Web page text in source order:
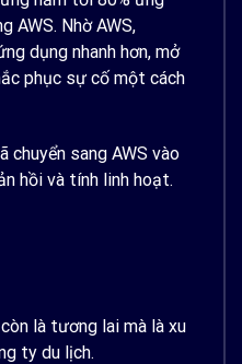
AWS. Nhờ AWS,
dụng nhanh hơn, mở
phục sự cố một cách
chuyển sang AWS vào
hồi và tính linh hoạt.
là tương lai mà là xu
ty du lịch.